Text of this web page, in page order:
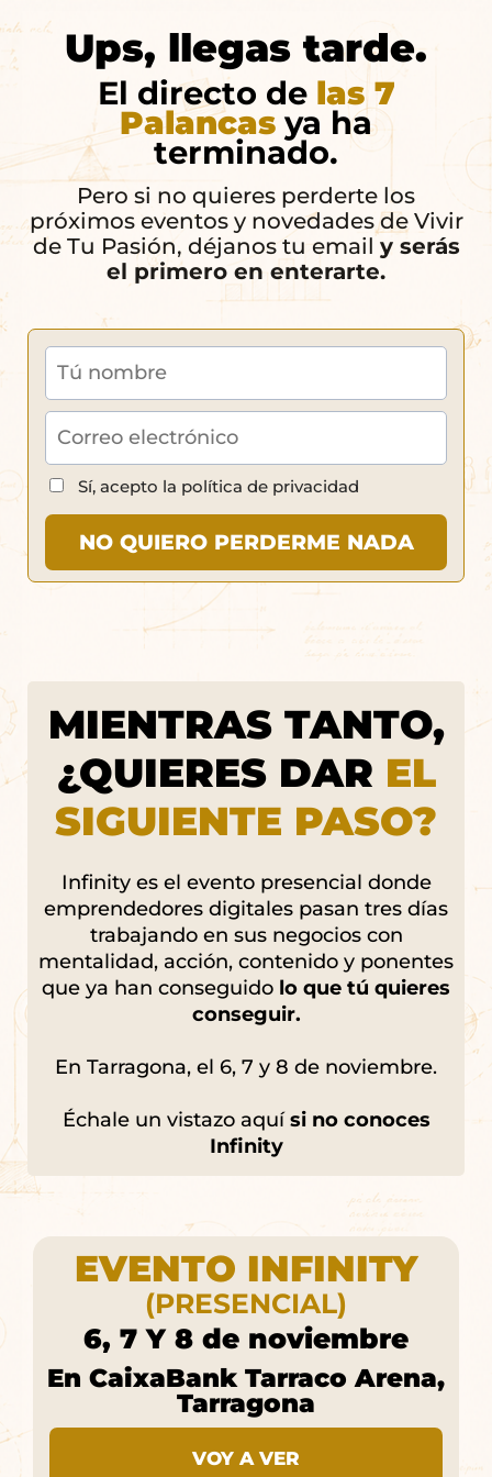
Ups, llegas tarde.
El directo de las 7
Palancas ya ha
terminado.
Pero si no quieres perderte los
próximos eventos y novedades de Vivir
de Tu Pasión, déjanos tu email y serás
el primero en enterarte.
Sí, acepto la política de privacidad
NO QUIERO PERDERME NADA
MIENTRAS TANTO,
¿QUIERES DAR EL
SIGUIENTE PASO?
Infinity es el evento presencial donde
emprendedores digitales pasan tres días
trabajando en sus negocios con
mentalidad, acción, contenido y ponentes
que ya han conseguido lo que tú quieres
conseguir.
En Tarragona, el 6, 7 y 8 de noviembre.
Échale un vistazo aquísi no conoces
Infinity
EVENTO INFINITY
(PRESENCIAL)
6, 7 Y 8 de noviembre
En CaixaBank Tarraco Arena,
Tarragona
VOY A VER